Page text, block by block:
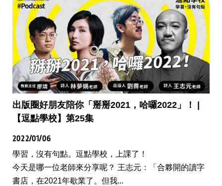
出版圈好朋友陪你「掰掰2021，哈囉2022」！ |
【逗點學校】第25集
2022/01/06
學習，沒有句點。逗點學校，上課了！
今天是哪一位老師來分享呢？ 王志元：「合夥開的讀字
書店，在2021年歇業了。但我...